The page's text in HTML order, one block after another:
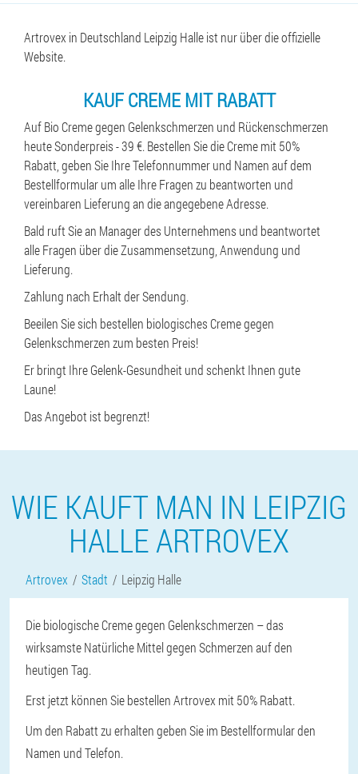
Artrovex in Deutschland Leipzig Halle ist nur über die offizielle
Website.
KAUF CREME MIT RABATT
Auf Bio Creme gegen Gelenkschmerzen und Rückenschmerzen
heute Sonderpreis - 39 €. Bestellen Sie die Creme mit 50%
Rabatt, geben Sie Ihre Telefonnummer und Namen auf dem
Bestellformular um alle Ihre Fragen zu beantworten und
vereinbaren Lieferung an die angegebene Adresse.
Bald ruft Sie an Manager des Unternehmens und beantwortet
alle Fragen über die Zusammensetzung, Anwendung und
Lieferung.
Zahlung nach Erhalt der Sendung.
Beeilen Sie sich bestellen biologisches Creme gegen
Gelenkschmerzen zum besten Preis!
Er bringt Ihre Gelenk-Gesundheit und schenkt Ihnen gute
Laune!
Das Angebot ist begrenzt!
WIE KAUFT MAN IN LEIPZIG
HALLE ARTROVEX
Artrovex Stadt Leipzig Halle
Die biologische Creme gegen Gelenkschmerzen – das
wirksamste Natürliche Mittel gegen Schmerzen auf den
heutigen Tag.
Erst jetzt können Sie bestellen Artrovex mit 50% Rabatt.
Um den Rabatt zu erhalten geben Sie im Bestellformular den
Namen und Telefon.